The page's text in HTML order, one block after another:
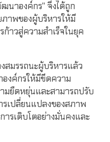
นาองค์กร" จึงได้ถูก
าพของผู้บริหารให้มี
าวสู่ความสำเร็จในยุค
สมรรถนะผู้บริหารแล้ว
งค์กรให้มีขีดความ
มยืดหยุ่นและสามารถปรับ
รเปลี่ยนแปลงของสภาพ
ารเติบโตอย่างมั่นคงและ